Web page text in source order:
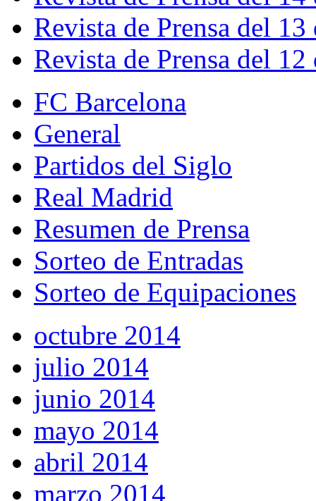
Revista de Prensa del
Revista de Prensa del
FC Barcelona
General
Partidos del Siglo
Real Madrid
Resumen de Prensa
Sorteo de Entradas
Sorteo de Equipaciones
octubre 2014
julio 2014
junio 2014
mayo 2014
abril 2014
marzo 2014